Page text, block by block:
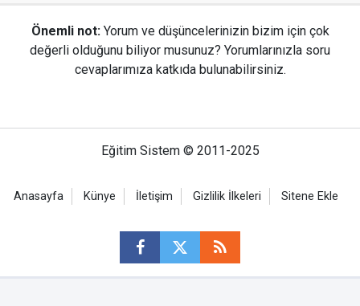
Önemli not: Yorum ve düşüncelerinizin bizim için çok
değerli olduğunu biliyor musunuz? Yorumlarınızla soru
cevaplarımıza katkıda bulunabilirsiniz.
Eğitim Sistem © 2011-2025
Anasayfa Künye İletişim Gizlilik İlkeleri Sitene Ekle